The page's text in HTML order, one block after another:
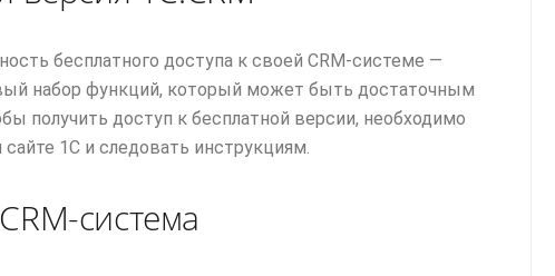
бесплатного доступа к своей CRM-системе —
набор функций, который может быть достаточным
получить доступ к бесплатной версии, необходимо
1С и следовать инструкциям.
система